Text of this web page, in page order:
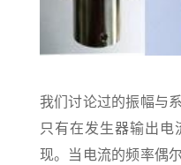
我们讨论过的振幅与
只有在发生器输出
现。当电流的频率偶